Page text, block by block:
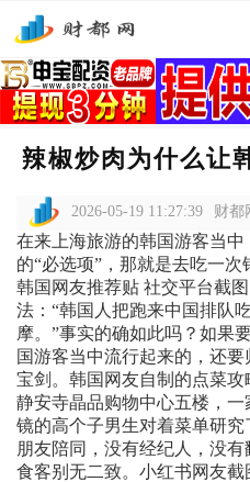
辣椒炒肉为什么让
2026-05-19 11:27:39 财都
在来上海旅游的韩国游客当
的“必选项”，那就是去吃一次
韩国网友推荐贴 社交平台截
法：“韩国人把跑来中国排队
摩。”事实的确如此吗？如果
国游客当中流行起来的，还
宝剑。韩国网友自制的点菜攻
静安寺晶品购物中心五楼，
镜的高个子男生对着菜单研
朋友陪同，没有经纪人，没
食客别无二致。小红书网友